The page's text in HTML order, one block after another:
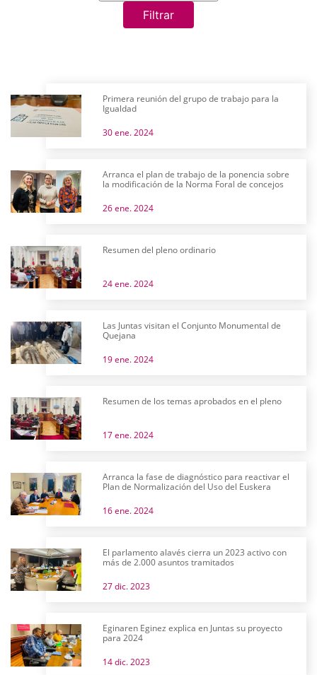
Filtrar
Primera reunión del grupo de trabajo para la
Igualdad
30 ene. 2024
Arranca el plan de trabajo de la ponencia sobre
la modificación de la Norma Foral de concejos
26 ene. 2024
Resumen del pleno ordinario
24 ene. 2024
Las Juntas visitan el Conjunto Monumental de
Quejana
19 ene. 2024
Resumen de los temas aprobados en el pleno
17 ene. 2024
Arranca la fase de diagnóstico para reactivar el
Plan de Normalización del Uso del Euskera
16 ene. 2024
El parlamento alavés cierra un 2023 activo con
más de 2.000 asuntos tramitados
27 dic. 2023
Eginaren Eginez explica en Juntas su proyecto
para 2024
14 dic. 2023